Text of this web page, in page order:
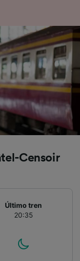
Censoir
Último tren
20:35
y
de
de